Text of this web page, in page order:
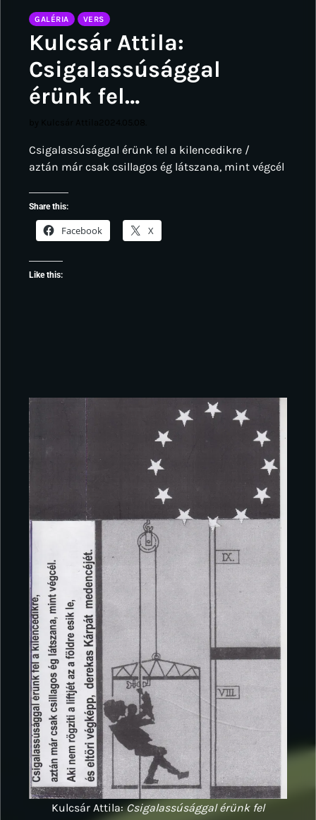
GALÉRIA VERS
Kulcsár Attila:
Csigalassúsággal
érünk fel…
Csigalassúsággal érünk fel a kilencedikre /
aztán már csak csillagos ég látszana, mint végcél
Share this:
Facebook X
Like this:
Kulcsár Attila:Csigalassúsággal érünk fel